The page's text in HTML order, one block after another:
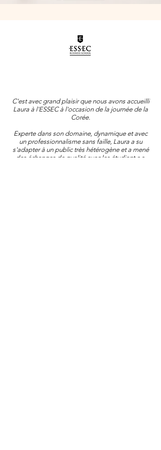
C'est avec grand plaisir que nous avons accueilli
Laura à l'ESSEC à l'occasion de la journée de la
Corée.
Experte dans son domaine, dynamique et avec
un professionnalisme sans faille, Laura a su
s'adapter à un public très hétérogène et a mené
des échanges de qualité avec les étudiant.e.s.